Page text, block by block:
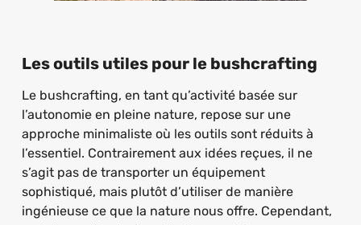
Les outils utiles pour le bushcrafting
Le bushcrafting, en tant qu’activité basée sur
l’autonomie en pleine nature, repose sur une
approche minimaliste où les outils sont réduits à
l’essentiel. Contrairement aux idées reçues, il ne
s’agit pas de transporter un équipement
sophistiqué, mais plutôt d’utiliser de manière
ingénieuse ce que la nature nous offre. Cependant,